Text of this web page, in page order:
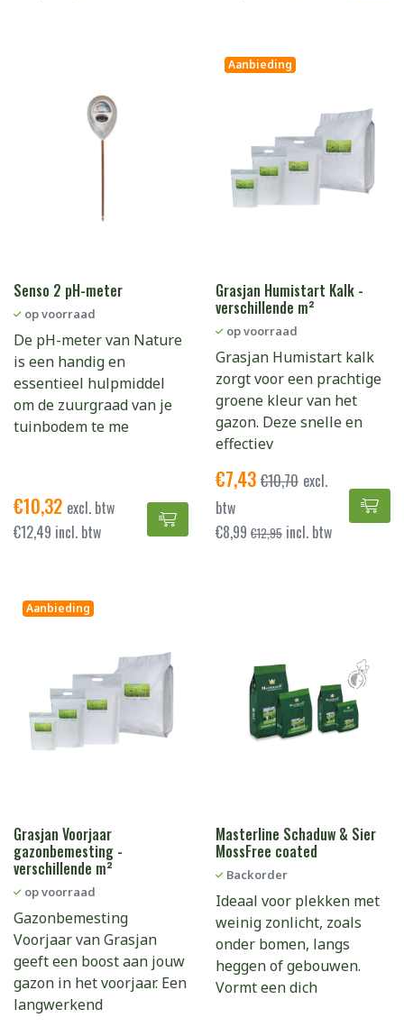
Senso 2 pH-meter
op voorraad
De pH-meter van Nature
is een handig en
essentieel hulpmiddel
om de zuurgraad van je
tuinbodem te me
€10,32 excl. btw
€12,49 incl. btw
Senso 2 pH-meter toevoegen
Aanbieding
Grasjan Humistart Kalk -
verschillende m²
op voorraad
Grasjan Humistart kalk
zorgt voor een prachtige
groene kleur van het
gazon. Deze snelle en
effectiev
€7,43 €10,70 excl.
btw
€8,99 €12,95 incl. btw
Aanbieding
Grasjan Voorjaar
gazonbemesting -
verschillende m²
op voorraad
Gazonbemesting
Voorjaar van Grasjan
geeft een boost aan jouw
gazon in het voorjaar. Een
langwerkend
Masterline Schaduw & Sier
MossFree coated
Backorder
Ideaal voor plekken met
weinig zonlicht, zoals
onder bomen, langs
heggen of gebouwen.
Vormt een dich